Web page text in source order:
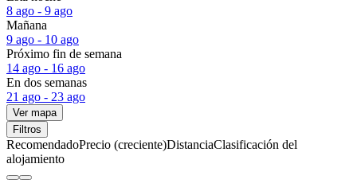
8 ago - 9 ago
Mañana
9 ago - 10 ago
Próximo fin de semana
14 ago - 16 ago
En dos semanas
21 ago - 23 ago
Ver mapa
Filtros
RecomendadoPrecio (creciente)DistanciaClasificación del
alojamiento